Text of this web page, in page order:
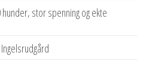
stor spenning og ekte